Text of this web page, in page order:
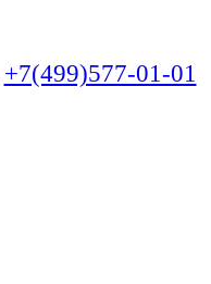
+7(499)577-01-01